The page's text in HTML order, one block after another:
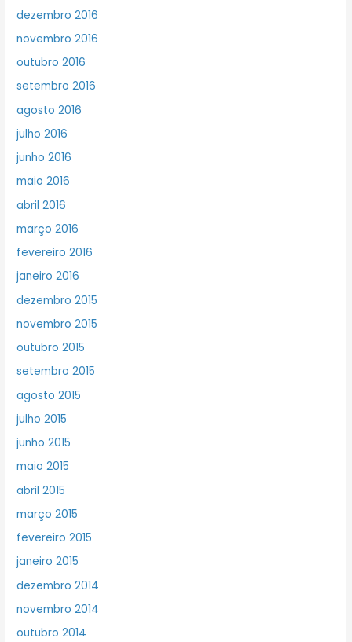
dezembro 2016
novembro 2016
outubro 2016
setembro 2016
agosto 2016
julho 2016
junho 2016
maio 2016
abril 2016
março 2016
fevereiro 2016
janeiro 2016
dezembro 2015
novembro 2015
outubro 2015
setembro 2015
agosto 2015
julho 2015
junho 2015
maio 2015
abril 2015
março 2015
fevereiro 2015
janeiro 2015
dezembro 2014
novembro 2014
outubro 2014